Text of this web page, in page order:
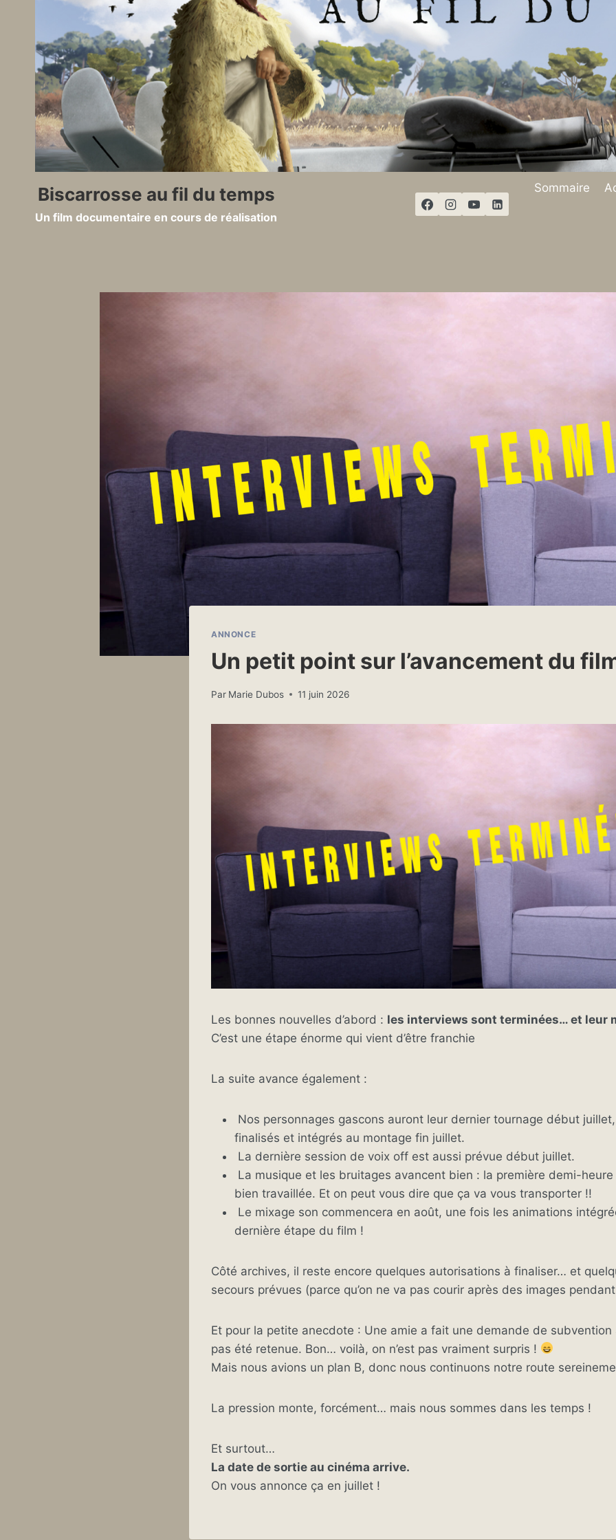
contenu
Biscarrosse au fil du temps
Un film documentaire en cours de réalisation
Sommaire
ANNONCE
Un petit point sur l’avancement du
Par Marie Dubos 11 juin 2026
Les bonnes nouvelles d’abord : les interviews sont terminées… et leur
C’est une étape énorme qui vient d’être franchie
La suite avance également :
Nos personnages gascons auront leur dernier tournage début juillet,
finalisés et intégrés au montage fin juillet.
La dernière session de voix off est aussi prévue début juillet.
La musique et les bruitages avancent bien : la première demi-
bien travaillée. Et on peut vous dire que ça va vous transporter !!
Le mixage son commencera en août, une fois les animations
dernière étape du film !
Côté archives, il reste encore quelques autorisations à finaliser… et
secours prévues (parce qu’on ne va pas courir après des images
Et pour la petite anecdote : Une amie a fait une demande de subvention
pas été retenue. Bon… voilà, on n’est pas vraiment surpris !
Mais nous avions un plan B, donc nous continuons notre route
La pression monte, forcément… mais nous sommes dans les temps !
Et surtout…
La date de sortie au cinéma arrive.
On vous annonce ça en juillet !